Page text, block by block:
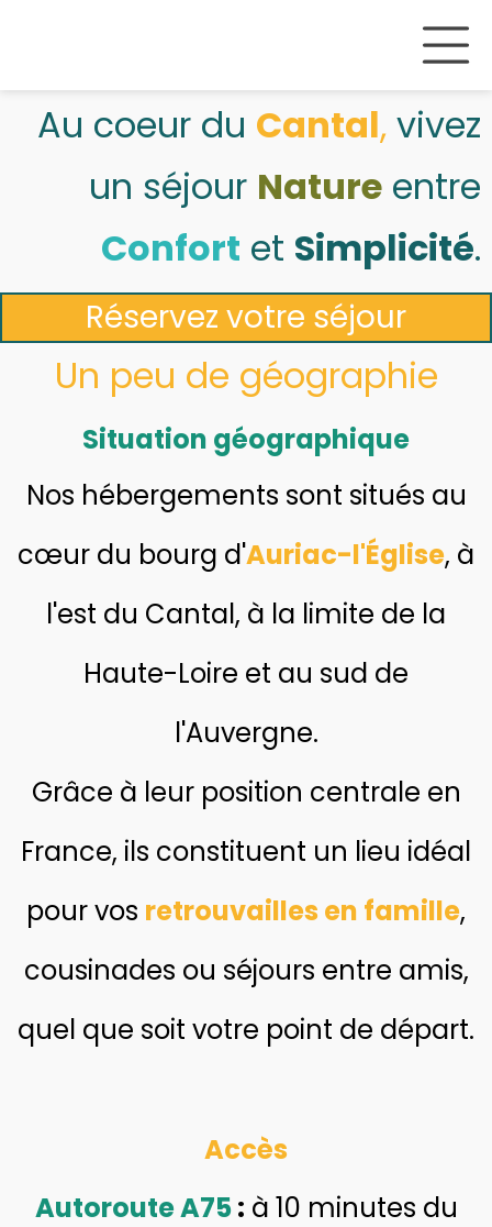
Au coeur du Cantal, vivez
un séjour Nature entre
Confort et Simplicité.
Réservez votre séjour
Un peu de géographie
Situation géographique
Nos hébergements sont situés au
cœur du bourg d'Auriac-l'Église, à
l'est du Cantal, à la limite de la
Haute-Loire et au sud de
l'Auvergne.
Grâce à leur position centrale en
France, ils constituent un lieu idéal
pour vos retrouvailles en famille,
cousinades ou séjours entre amis,
quel que soit votre point de départ.
Accès
Autoroute A75: à 10 minutes du